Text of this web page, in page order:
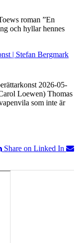
roman ”En
och hyllar hennes
| Stefan Bergmark
2026-05-
Loewen) Thomas
som inte är
Share on Linked In